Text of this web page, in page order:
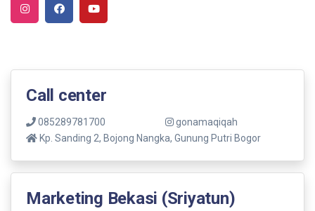
Call center
085289781700
gonamaqiqah
Kp. Sanding 2, Bojong Nangka, Gunung Putri Bogor
Marketing Bekasi (Sriyatun)